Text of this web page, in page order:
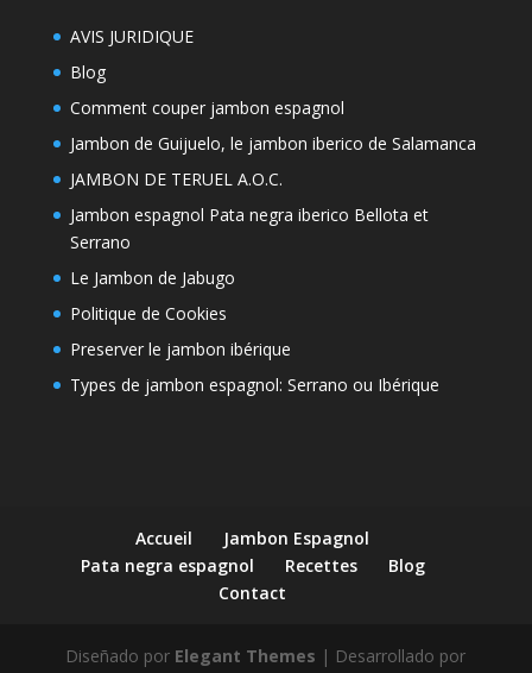
AVIS JURIDIQUE
Blog
Comment couper jambon espagnol
Jambon de Guijuelo, le jambon iberico de Salamanca
JAMBON DE TERUEL A.O.C.
Jambon espagnol Pata negra iberico Bellota et
Serrano
Le Jambon de Jabugo
Politique de Cookies
Preserver le jambon ibérique
Types de jambon espagnol: Serrano ou Ibérique
Accueil
Jambon Espagnol
Pata negra espagnol
Recettes
Blog
Contact
Diseñado por Elegant Themes | Desarrollado por